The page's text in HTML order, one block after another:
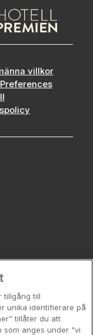
villkor
kr
tillgång till
unika identifierare på
tillåter du att
som anges under "vi